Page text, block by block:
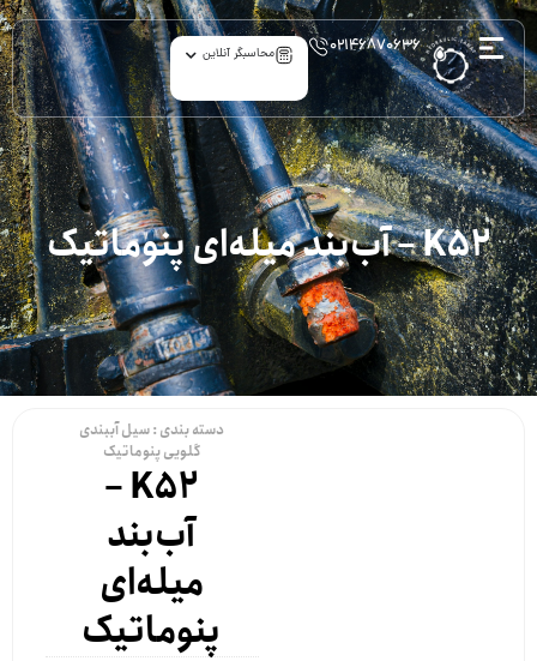
۰۲۱۴۶۸۷۰۶۳۶ محاسبگر آنلاین
K52 – آب‌بند میله‌ای پنوماتیک
دسته بندی :سیل آببندی
گلویی پنوماتیک
K52 –
آب‌بند
میله‌ای
پنوماتیک